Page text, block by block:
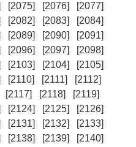
[2075] [2076]
[2077]
[2082] [2083]
[2084]
[2089] [2090]
[2091]
[2096] [2097]
[2098]
[2103] [2104]
[2105]
[2110] [2111]
[2112]
[2117] [2118]
[2119]
[2124] [2125]
[2126]
[2131] [2132]
[2133]
[2138] [2139]
[2140]